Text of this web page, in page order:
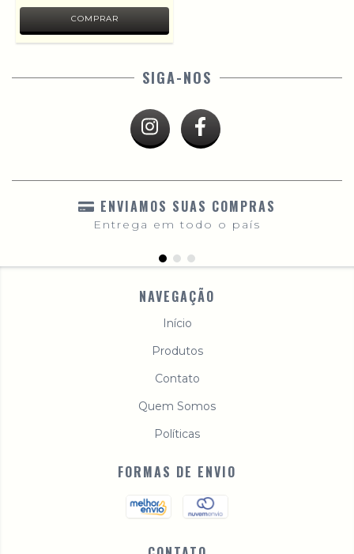
SIGA-NOS
ENVIAMOS SUAS COMPRAS
Entrega em todo o país
NAVEGAÇÃO
Início
Produtos
Contato
Quem Somos
Políticas
FORMAS DE ENVIO